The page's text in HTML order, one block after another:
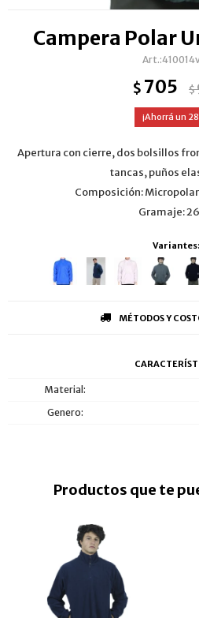
Campera Polar
$ 705 $
28
Apertura con cierre, dos bolsillos
tancas, puños
Composición:
Gramaje:
Variantes:
MÉTODOS Y
Material
Genero
Productos que te